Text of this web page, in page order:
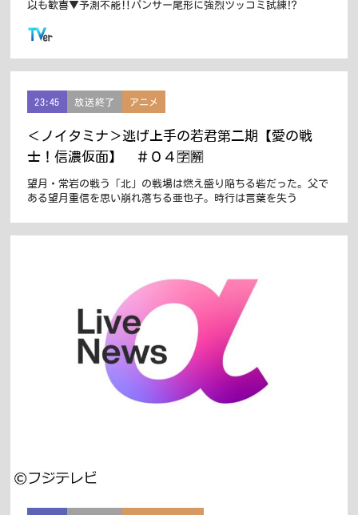
以も歓喜▼予測不能‼パンサー尾形に強烈ツッコミ試練⁉
23:45 放送終了 アニメ
＜ノイタミナ＞逃げ上手の若君第二期【愛の戦
士！信濃仮面】 ＃０４🈑🈖
望月・常岩の戦う「北」の戦場は燃え盛り陥ちる砦だった。父で
ある望月重信を思い崩れ落ちる亜也子。時行は言葉を失う